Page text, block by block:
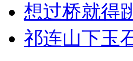
想过桥就得
祁连山下玉